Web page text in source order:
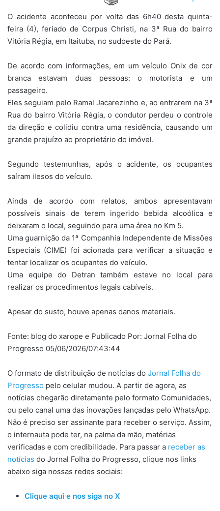
O acidente aconteceu por volta das 6h40 desta quinta-
feira (4), feriado de Corpus Christi, na 3ª Rua do bairro
Vitória Régia, em Itaituba, no sudoeste do Pará.
De acordo com informações, em um veículo Onix de cor
branca estavam duas pessoas: o motorista e um
passageiro.
Eles seguiam pelo Ramal Jacarezinho e, ao entrarem na 3ª
Rua do bairro Vitória Régia, o condutor perdeu o controle
da direção e colidiu contra uma residência, causando um
grande prejuízo ao proprietário do imóvel.
Segundo testemunhas, após o acidente, os ocupantes
saíram ilesos do veículo.
Ainda de acordo com relatos, ambos apresentavam
possíveis sinais de terem ingerido bebida alcoólica e
deixaram o local, seguindo para uma área no Km 5.
Uma guarnição da 1ª Companhia Independente de Missões
Especiais (CIME) foi acionada para verificar a situação e
tentar localizar os ocupantes do veículo.
Uma equipe do Detran também esteve no local para
realizar os procedimentos legais cabíveis.
Apesar do susto, houve apenas danos materiais.
Fonte: blog do xarope e Publicado Por: Jornal Folha do
Progresso 05/06/2026/07:43:44
O formato de distribuição de notícias do Jornal Folha do
Progresso pelo celular mudou. A partir de agora, as
notícias chegarão diretamente pelo formato Comunidades,
ou pelo canal uma das inovações lançadas pelo WhatsApp.
Não é preciso ser assinante para receber o serviço. Assim,
o internauta pode ter, na palma da mão, matérias
verificadas e com credibilidade. Para passar a receber as
notícias do Jornal Folha do Progresso, clique nos links
abaixo siga nossas redes sociais:
Clique aqui e nos siga no X